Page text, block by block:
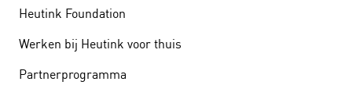
Heutink Foundation
Werken bij Heutink voor thuis
Partnerprogramma